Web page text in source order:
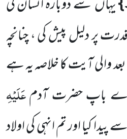
پر دلیل پیش کی ، چنانچہ
آیت کا خلاصہ یہ ہے
باپ حضرت آدمعَلَیْہِ
پیداکیا اور تم انہی کی اولاد